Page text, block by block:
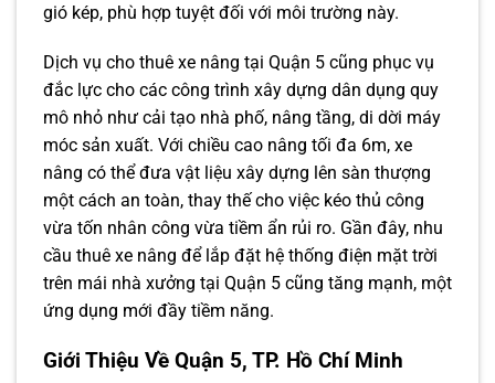
gió kép, phù hợp tuyệt đối với môi trường này.
Dịch vụ cho thuê xe nâng tại Quận 5 cũng phục vụ
đắc lực cho các công trình xây dựng dân dụng quy
mô nhỏ như cải tạo nhà phố, nâng tầng, di dời máy
móc sản xuất. Với chiều cao nâng tối đa 6m, xe
nâng có thể đưa vật liệu xây dựng lên sàn thượng
một cách an toàn, thay thế cho việc kéo thủ công
vừa tốn nhân công vừa tiềm ẩn rủi ro. Gần đây, nhu
cầu thuê xe nâng để lắp đặt hệ thống điện mặt trời
trên mái nhà xưởng tại Quận 5 cũng tăng mạnh, một
ứng dụng mới đầy tiềm năng.
Giới Thiệu Về Quận 5, TP. Hồ Chí Minh